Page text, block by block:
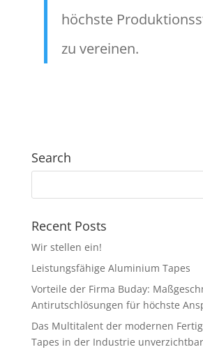
höchste
zu vereinen.
Search
Recent Posts
Wir stellen ein!
Leistungsfähige Aluminium Tapes
Vorteile der Firma Buday:
Antirutschlösungen für höchste
Das Multitalent der modernen
Tapes in der Industrie